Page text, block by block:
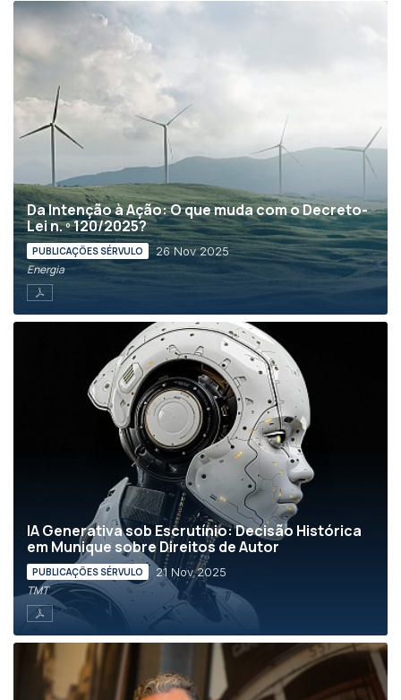
Da Intenção à Ação: O que muda com o Decreto-
Lei n. º 120/2025?
PUBLICAÇÕES SÉRVULO 26 Nov 2025
Energia
IA Generativa sob Escrutínio: Decisão Histórica
em Munique sobre Direitos de Autor
PUBLICAÇÕES SÉRVULO 21 Nov 2025
TMT